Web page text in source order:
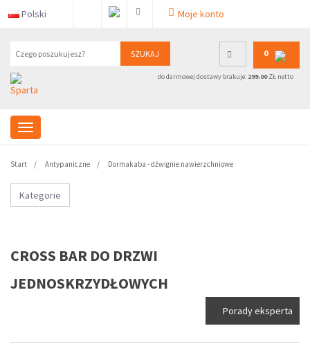
Polski Moje konto
SZUKAJ 0
do darmowej dostawy brakuje: 299.00ZŁ netto
Start Antypaniczne Dormakaba - dźwignie nawierzchniowe
Kategorie
CROSS BAR DO DRZWI
JEDNOSKRZYDŁOWYCH
Porady eksperta